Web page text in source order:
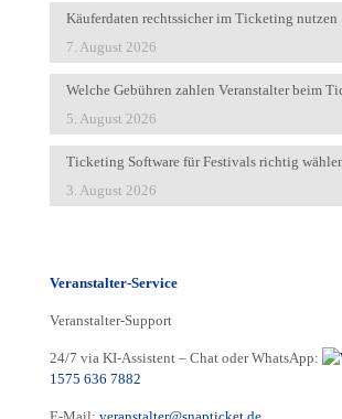
Käuferdaten rechtssicher im Ticketing nutzen
7. August 2026
Welche Gebühren zahlen Veranstalter beim
5. August 2026
Ticketing Software für Festivals richtig
3. August 2026
Veranstalter-Service
Veranstalter-Support
24/7 via KI-Assistent – Chat oder WhatsApp:
1575 636 7882